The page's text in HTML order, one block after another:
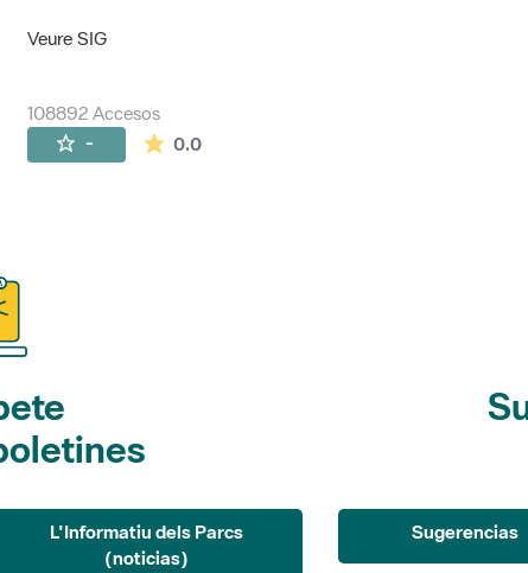
Veure SIG
108892 Accesos
- 0.0La valoración media es de 0 estrellas de 5.
L'Informatiu dels Parcs
(noticias)
Sugerencias